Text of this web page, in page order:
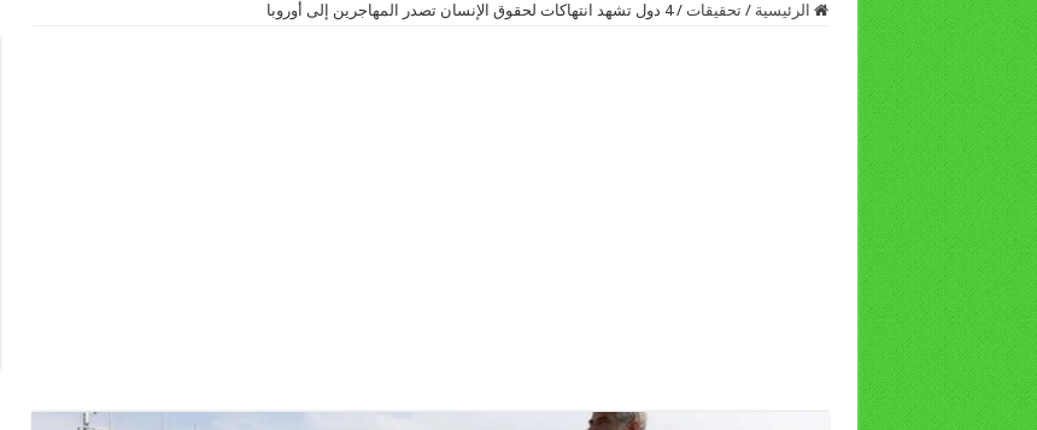
الرئيسية / تحقيقات / 4 دول تشهد انتهاكات لحقوق الإنسان تصدر المهاجرين إلى أوروبا